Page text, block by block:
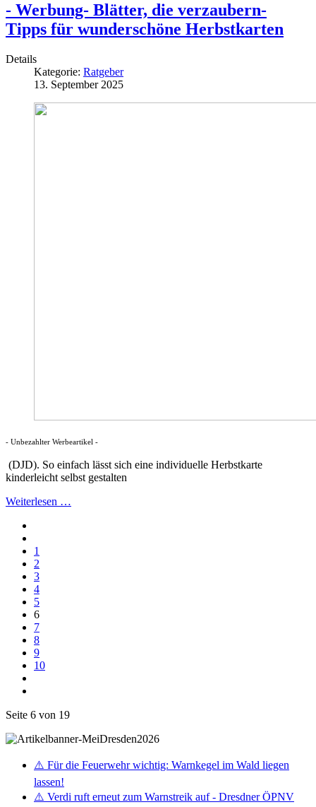
- Werbung- Blätter, die verzaubern-
Tipps für wunderschöne Herbstkarten
Details
Kategorie: Ratgeber
13. September 2025
- Unbezahlter Werbeartikel -
(DJD). So einfach lässt sich eine individuelle Herbstkarte
kinderleicht selbst gestalten
Weiterlesen …
1
2
3
4
5
6
7
8
9
10
Seite 6 von 19
⚠️ Für die Feuerwehr wichtig: Warnkegel im Wald liegen
lassen!
⚠️ Verdi ruft erneut zum Warnstreik auf - Dresdner ÖPNV